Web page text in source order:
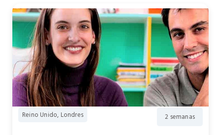
Reino Unido, Londres 2 semanas